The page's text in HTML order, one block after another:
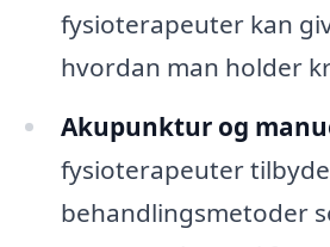
fysioterapeuter kan
hvordan man holder
Akupunktur og
fysioterapeuter
behandlingsmetoder